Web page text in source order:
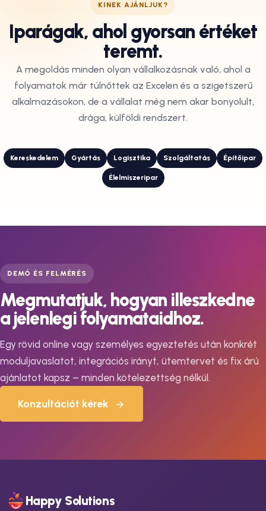
KINEK AJÁNLJUK?
Iparágak, ahol gyorsan értéket
teremt.
A megoldás minden olyan vállalkozásnak való, ahol a
folyamatok már túlnőttek az Excelen és a szigetszerű
alkalmazásokon, de a vállalat még nem akar bonyolult,
drága, külföldi rendszert.
Kereskedelem Gyártás Logisztika Szolgáltatás Építőipar
Élelmiszeripar
DEMÓ ÉS FELMÉRÉS
Megmutatjuk, hogyan illeszkedne
a jelenlegi folyamataidhoz.
Egy rövid online vagy személyes egyeztetés után konkrét
moduljavaslatot, integrációs irányt, ütemtervet és fix árú
ajánlatot kapsz – minden kötelezettség nélkül.
Konzultációt kérek
Happy Solutions